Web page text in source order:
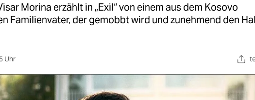
Morina erzählt in „Exil“ von einem aus dem Kosovo
Familienvater, der gemobbt wird und zunehmend den
Uhr